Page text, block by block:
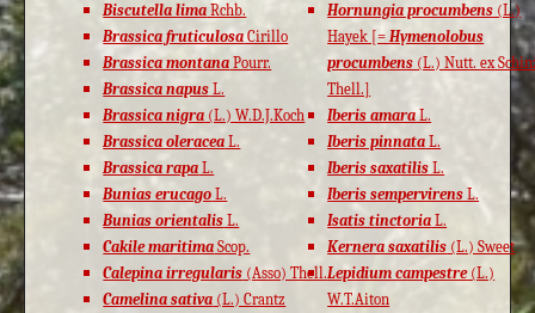
Biscutella lima Rchb.
Brassica fruticulosa Cirillo
Brassica montana Pourr.
Brassica napus L.
Brassica nigra (L.) W.D.J.Koch
Brassica oleracea L.
Brassica rapa L.
Bunias erucago L.
Bunias orientalis L.
Cakile maritima Scop.
Calepina irregularis (Asso) Thell.
Camelina sativa (L.) Crantz
Hornungia procumbens (L.)
Hayek [= Hymenolobus
procumbens (L.) Nutt. ex
Thell.]
Iberis amara L.
Iberis pinnata L.
Iberis saxatilis L.
Iberis sempervirens L.
Isatis tinctoria L.
Kernera saxatilis (L.) Sweet
Lepidium campestre(L.)
W.T.Aiton